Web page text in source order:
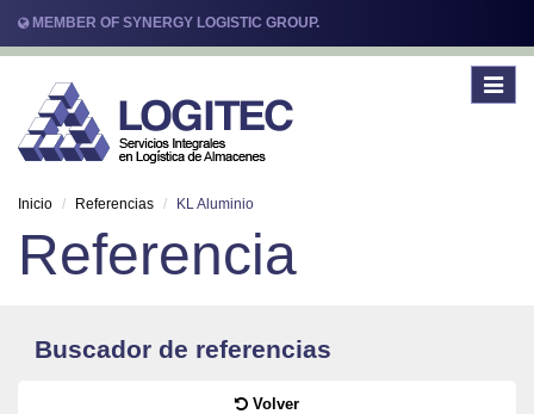
MEMBER OF SYNERGY LOGISTIC GROUP.
Toggle
Inicio Referencias KL Aluminio
Referencia
Buscador de referencias
Volver